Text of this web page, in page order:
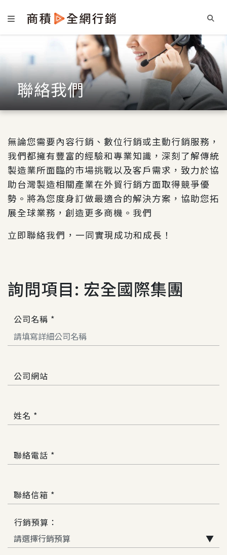
聯絡我們
無論您需要內容行銷、數位行銷或主動行銷服務，
我們都擁有豐富的經驗和專業知識，深刻了解傳統
製造業所面臨的市場挑戰以及客戶需求，致力於協
助台灣製造相關產業在外貿行銷方面取得競爭優
勢。將為您度身訂做最適合的解決方案，協助您拓
展全球業務，創造更多商機。我們
立即聯絡我們 ，一同實現成功和成長！
詢問項目: 宏全國際集團
公司名稱 *
公司網站
姓名 *
聯絡電話 *
聯絡信箱 *
行銷預算：
▼